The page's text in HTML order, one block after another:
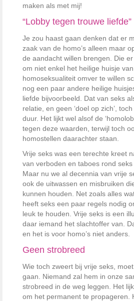
maken als met mij!
“Lobby tegen trouwe liefde”
Je zou haast gaan denken dat er
zaak van de homo’s alleen maar
de aandacht willen brengen. Die
om niet enkel het heilige huisje
homoseksualiteit omver te willen
nog een paar andere heilige
liefde bijvoorbeeld. Dat van seks
relatie, en geen ‘doel op zich’,
duur. Het lijkt wel alsof de
tegen deze waarden, terwijl toch
homostellen daarachter staan.
Vrije seks was een terechte kreet
van verboden en taboes rond seks
Maar nu we al decennia van vrije
ook de uitwassen en misbruiken
kunnen houden. Net zoals alles
heeft seks een paar regels nodig
leuk te houden. Vrije seks is een
daar iemand het slachtoffer van.
en het is voor homo’s niet anders.
Geen strobreed
Wie toch zweert bij vrije seks,
gaan. Niemand zal hem in onze
strobreed in de weg leggen. Het
om het permanent te propageren.